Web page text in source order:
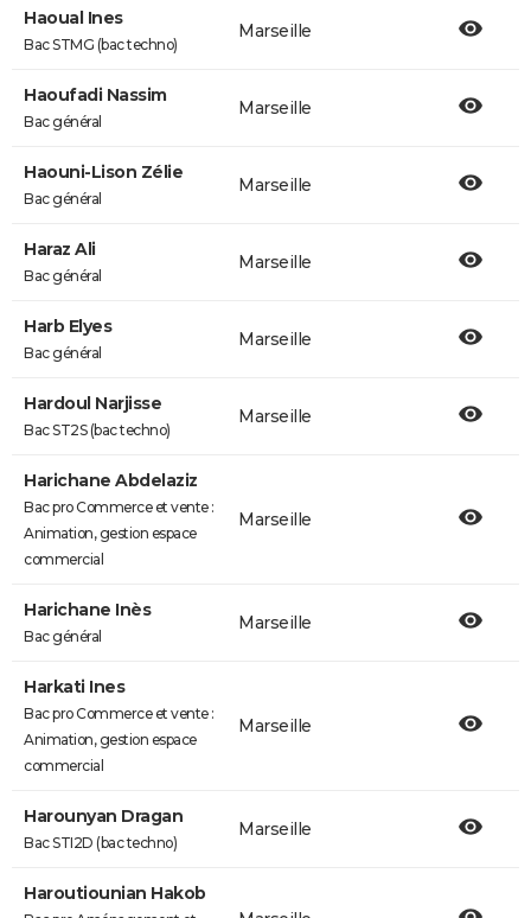
Haoual Ines
Bac STMG (bac techno)
Marseille
Haoufadi Nassim
Bac général
Marseille
Haouni-Lison Zélie
Bac général
Marseille
Haraz Ali
Bac général
Marseille
Harb Elyes
Bac général
Marseille
Hardoul Narjisse
Bac ST2S (bac techno)
Marseille
Harichane Abdelaziz
Bac pro Commerce et vente :
Animation, gestion espace
commercial
Marseille
Harichane Inès
Bac général
Marseille
Harkati Ines
Bac pro Commerce et vente :
Animation, gestion espace
commercial
Marseille
Harounyan Dragan
Bac STI2D (bac techno)
Marseille
Haroutiounian Hakob